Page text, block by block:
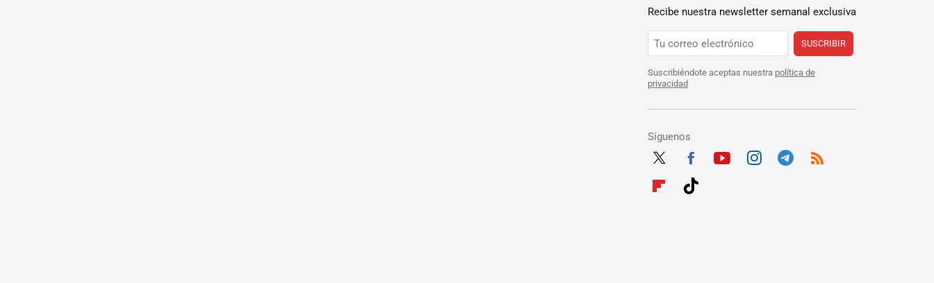
Recibe nuestra newsletter semanal exclusiva
SUSCRIBIR
Suscribiéndote aceptas nuestra política de
privacidad
Síguenos
Twit
Fac